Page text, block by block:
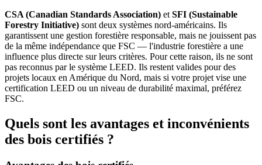
CSA (Canadian Standards Association) et SFI (Sustainable
Forestry Initiative) sont deux systèmes nord-américains. Ils
garantissent une gestion forestière responsable, mais ne jouissent pas
de la même indépendance que FSC — l'industrie forestière a une
influence plus directe sur leurs critères. Pour cette raison, ils ne sont
pas reconnus par le système LEED. Ils restent valides pour des
projets locaux en Amérique du Nord, mais si votre projet vise une
certification LEED ou un niveau de durabilité maximal, préférez
FSC.
Quels sont les avantages et inconvénients
des bois certifiés ?